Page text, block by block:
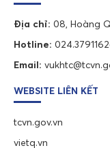
Địa chỉ: 08, Hoàng
Hotline:
Email:
WEBSITE LIÊN KẾT
tcvn.gov.vn
vietq.vn